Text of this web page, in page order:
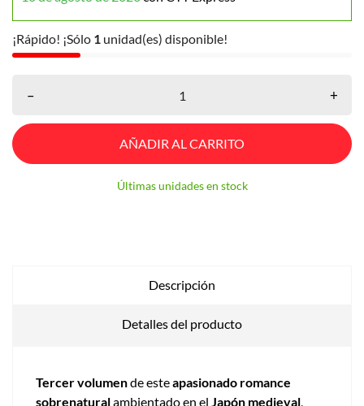
¡Rápido! ¡Sólo 1 unidad(es) disponible!
– +
AÑADIR AL CARRITO
Últimas unidades en stock
Descripción
Detalles del producto
Tercer volumende esteapasionado romance
sobrenaturalambientado en el Japón medieval,